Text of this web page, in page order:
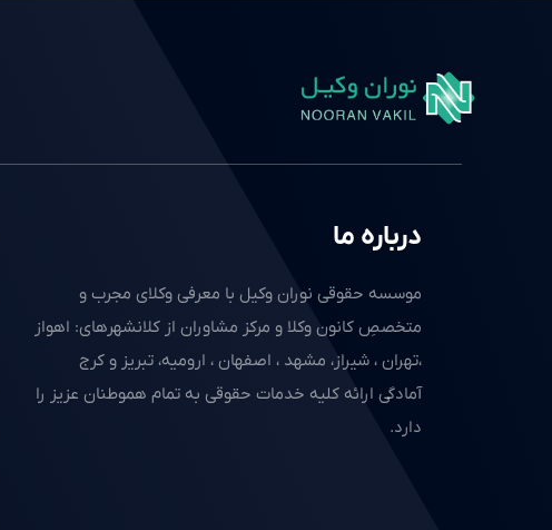
درباره ما
موسسه حقوقی نوران وکیل با معرفی وکلای مجرب و
متخصصِ کانون وکلا و مرکز مشاوران از کلانشهرهای: اهواز
،تهران ، شیراز، مشهد ، اصفهان ، ارومیه، تبریز و کرج
آمادگی ارائه کلیه خدمات حقوقی به تمام هموطنان عزیز را
دارد.